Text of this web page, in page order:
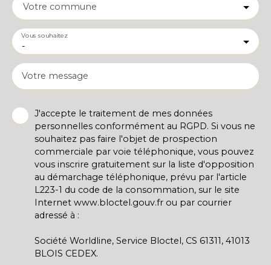
Votre commune
-
Vous souhaitez
Votre message
J'accepte le traitement de mes données
personnelles conformément au RGPD. Si vous ne
souhaitez pas faire l'objet de prospection
commerciale par voie téléphonique, vous pouvez
vous inscrire gratuitement sur la liste d'opposition
au démarchage téléphonique, prévu par l'article
L223-1 du code de la consommation, sur le site
Internet www.bloctel.gouv.fr ou par courrier
adressé à :
Société Worldline, Service Bloctel, CS 61311, 41013
BLOIS CEDEX.